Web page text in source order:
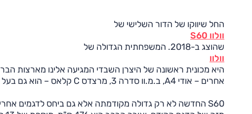
החל שיווקו של הדור השלישי של
וולוו S60
שהוצג ב-2018. המשפחתית הגדולה של
וולוו
היא מכונית ראשונה של היצרן השבדי המגיעה אלינו מארצות
אחרים – אודי A4, ב.מ.וו סדרה 3, מרצדס C קלאס – הוא גם בעל חשיבות רבה ליצרן בכל הקשור להיקף המכירות.